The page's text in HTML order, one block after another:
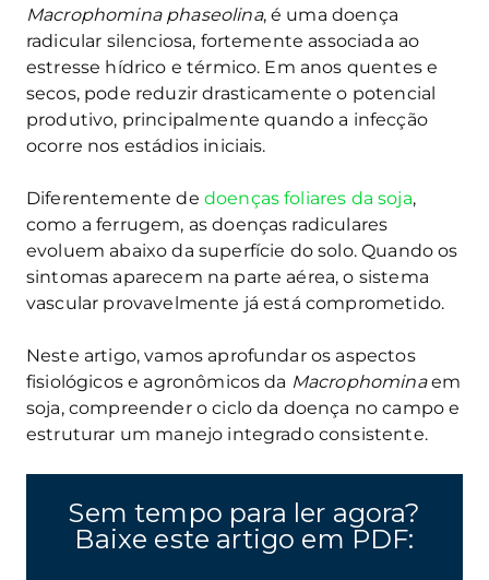
Macrophomina phaseolina, é uma doença
radicular silenciosa, fortemente associada ao
estresse hídrico e térmico. Em anos quentes e
secos, pode reduzir drasticamente o potencial
produtivo, principalmente quando a infecção
ocorre nos estádios iniciais.
Diferentemente de doenças foliares da soja,
como a ferrugem, as doenças radiculares
evoluem abaixo da superfície do solo. Quando os
sintomas aparecem na parte aérea, o sistema
vascular provavelmente já está comprometido.
Neste artigo, vamos aprofundar os aspectos
fisiológicos e agronômicos da Macrophominaem
soja, compreender o ciclo da doença no campo e
estruturar um manejo integrado consistente.
Sem tempo para ler agora?
Baixe este artigo em PDF: